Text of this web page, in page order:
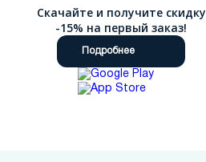
Скачайте и получите скидку
-15% на первый заказ!
Подробнее